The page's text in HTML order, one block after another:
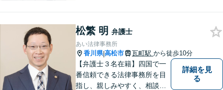
に取り組んでいます。相談・
依頼しやすい環境づくりを徹
底しています！【ZOOM面談
対応可】
松繁 明 弁護士
あい法律事務所
香川県|高松市 瓦町駅 から徒歩10分
【弁護士３名在籍】四国で一
番信頼できる法律事務所を目
指し、親しみやすく、相談し
詳細を見
る